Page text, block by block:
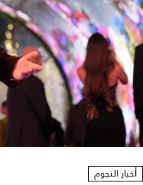
أخبار النجوم